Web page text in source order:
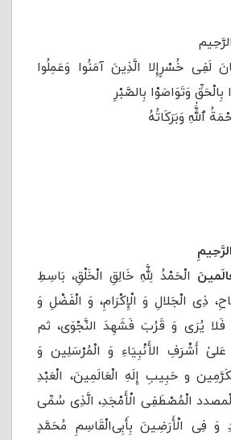
لَفِی خُسْرٍإِلا الَّذِینَ آمَنُوا وَعَمِلُوا
وَتَوَاصَوْا بِالصَّبْرِ
ٱللَّٰهِ وَبَرَكَاتُهُ
الْحَمْدُ لِلَّهِ خَالِقِ الْخَلْقِ، بَاسِطِ
ذِی الْجَلالِ وَ الْإِکْرَامِ، وَ الْفَضْلِ وَ
فَلا یُرَى وَ قَرُبَ فَشَهِدَ النَّجْوَى، ثم
عَلیٰ أَشْرَفِ الأَنْبِیَاءِ وَ الْمُرْسَلِین وَ
و حَبِیبِ إِلَهِ الْعَالَمِینَ، الْعَبْدِ
الْمُصْطَفِی الْأَمْجَدِ، الَّذِی سُمِّی
وَ فِی الْأَرَضِینَ بِأَبِی‌الْقَاسِمِ مُحَمَّدٍ